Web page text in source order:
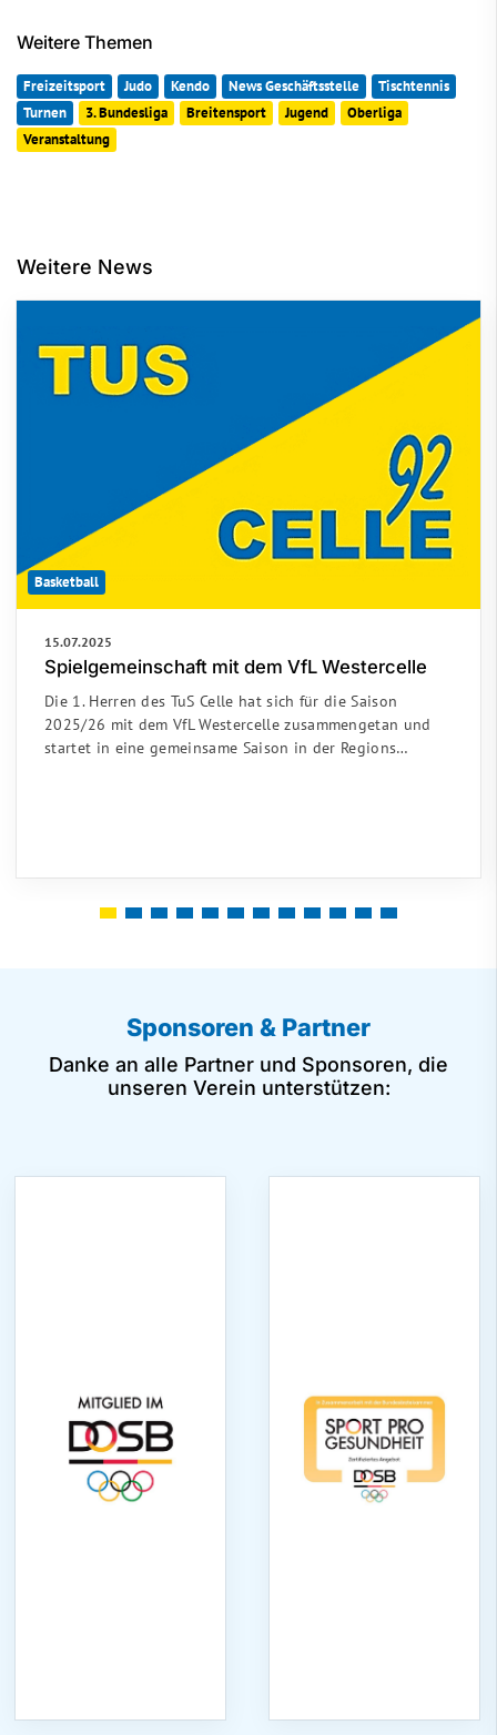
Weitere Themen
Freizeitsport Judo Kendo News Geschäftsstelle
Tischtennis
Turnen
3. Bundesliga Breitensport Jugend
Oberliga
Veranstaltung
Weitere News
Basketball
15.07.2025
Spielgemeinschaft mit dem VfL Westercelle
Die 1. Herren des TuS Celle hat sich für die Saison
2025/26 mit dem VfL Westercelle zusammengetan und
startet in eine gemeinsame Saison in der Regions…
Sponsoren & Partner
Danke an alle Partner und Sponsoren, die
unseren Verein unterstützen: